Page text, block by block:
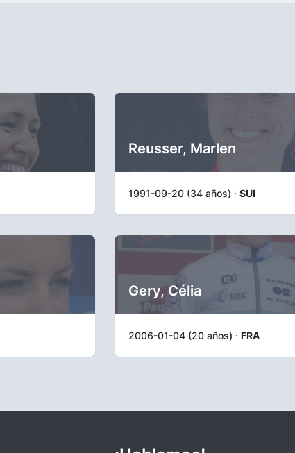
Reusser, Marlen
1991-09-20 (34 años) · SUI
Gery, Célia
2006-01-04 (20 años) · FRA